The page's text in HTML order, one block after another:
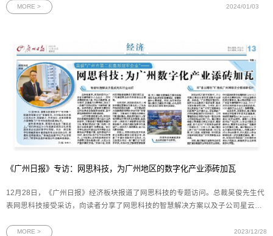
多的企业开始选择使用国产数据库，以满足不断增长的数据需求。国产数据库
MORE > 2024/01/03
《广州日报》专访：网思科技，为广州地区的数字化产业添砖加瓦
12月28日，《广州日报》经济板块报道了网思科技的专题访问。总裁吴俊先生代
表网思科技接受采访，向读者分享了网思科技的智慧解决方案以及子公司星云博
二批隐形冠军企业”——网思科技：为广州地区的数字化产业添砖加瓦12月18日，
MORE > 2023/12/28